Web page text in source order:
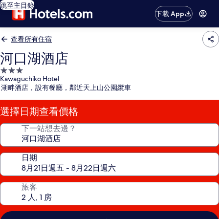
跳至主目錄
下載 App
查看所有住宿
河口湖酒店
3.0
星
級
住
宿
Kawaguchiko Hotel
湖畔酒店，設有餐廳，鄰近天上山公園纜車
選擇日期查看價格
下一站想去邊？
日期
旅客